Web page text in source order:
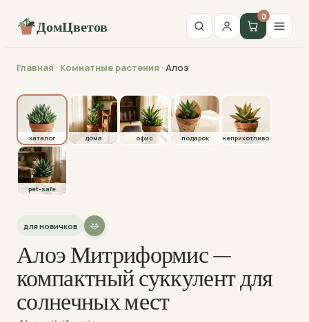
ДомЦветов
0
Главная · Комнатные растения · Алоэ
каталог
каталог дома офис подарок неприхотливое
pet-safe
для новичков
Алоэ Митриформис —
компактный суккулент для
солнечных мест